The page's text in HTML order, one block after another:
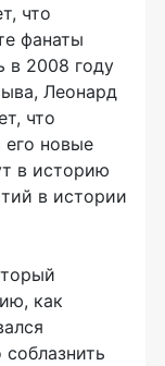
что
фанаты
в 2008 году
Леонард
что
его новые
в историю
в истории
как